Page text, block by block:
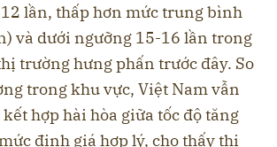
lần, thấp hơn mức trung bình
và dưới ngưỡng 15-16 lần trong
trường hưng phấn trước đây. So
trong khu vực, Việt Nam vẫn
hợp hài hòa giữa tốc độ tăng
định giá hợp lý, cho thấy thị